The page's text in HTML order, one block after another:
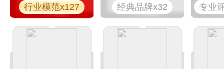
行业模范x127 经典品牌x32 专业​